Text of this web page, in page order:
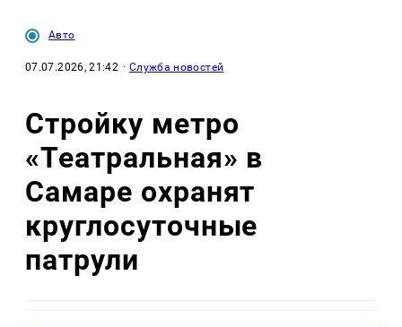
Авто
07.07.2026, 21:42 · Служба новостей
Стройку метро
«Театральная» в
Самаре охранят
круглосуточные
патрули